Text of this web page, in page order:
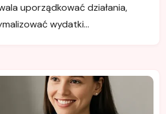
uporządkować działania,
wydatki…